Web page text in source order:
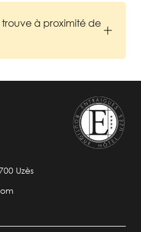
à proximité de
Uzès